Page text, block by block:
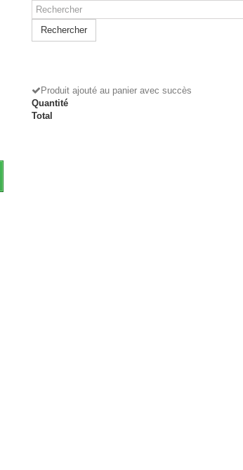
Rechercher
Produit ajouté au panier avec succès
Quantité
Total